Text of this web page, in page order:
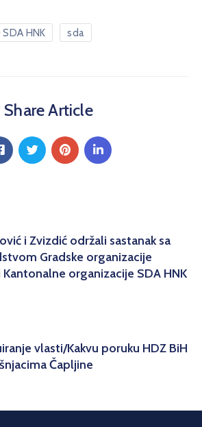
SDA HNK sda
Share Article
i Zvizdić održali sastanak sa
Gradske organizacije
organizacije SDA HNK
vlasti/Kakvu poruku HDZ BiH
Čapljine